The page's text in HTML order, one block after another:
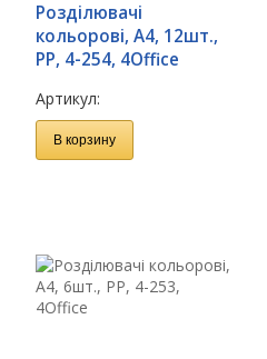
Розділювачі
кольорові, А4, 12шт.,
PP, 4-254, 4Office
Артикул:
В корзину